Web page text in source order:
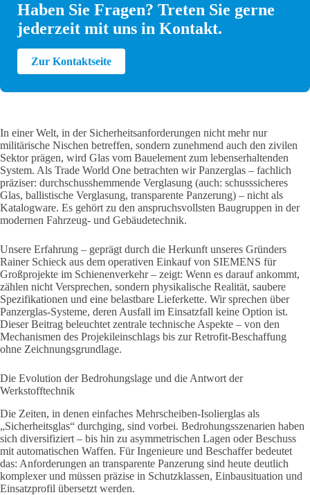
Haben Sie Fragen? Treten Sie gerne
jederzeit mit uns in Kontakt.
Zur Kontaktseite
In einer Welt, in der Sicherheitsanforderungen nicht mehr nur
militärische Nischen betreffen, sondern zunehmend auch den zivilen
Sektor prägen, wird Glas vom Bauelement zum lebenserhaltenden
System. Als Trade World One betrachten wir Panzerglas – fachlich
präziser: durchschusshemmende Verglasung (auch: schusssicheres
Glas, ballistische Verglasung, transparente Panzerung) – nicht als
Katalogware. Es gehört zu den anspruchsvollsten Baugruppen in der
modernen Fahrzeug- und Gebäudetechnik.
Unsere Erfahrung – geprägt durch die Herkunft unseres Gründers
Rainer Schieck aus dem operativen Einkauf von SIEMENS für
Großprojekte im Schienenverkehr – zeigt: Wenn es darauf ankommt,
zählen nicht Versprechen, sondern physikalische Realität, saubere
Spezifikationen und eine belastbare Lieferkette. Wir sprechen über
Panzerglas-Systeme, deren Ausfall im Einsatzfall keine Option ist.
Dieser Beitrag beleuchtet zentrale technische Aspekte – von den
Mechanismen des Projekileinschlags bis zur Retrofit-Beschaffung
ohne Zeichnungsgrundlage.
Die Evolution der Bedrohungslage und die Antwort der
Werkstofftechnik
Die Zeiten, in denen einfaches Mehrscheiben-Isolierglas als
„Sicherheitsglas“ durchging, sind vorbei. Bedrohungsszenarien haben
sich diversifiziert – bis hin zu asymmetrischen Lagen oder Beschuss
mit automatischen Waffen. Für Ingenieure und Beschaffer bedeutet
das: Anforderungen an transparente Panzerung sind heute deutlich
komplexer und müssen präzise in Schutzklassen, Einbausituation und
Einsatzprofil übersetzt werden.